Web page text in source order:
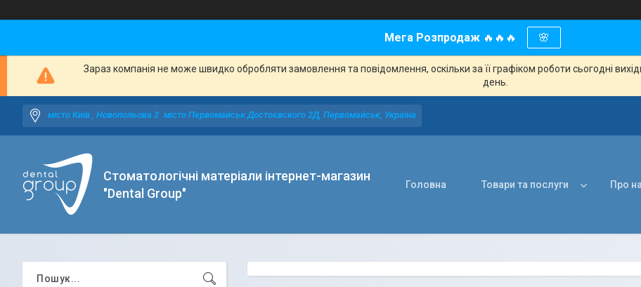
Мега Розпродаж 🔥🔥🔥 🌸
Зараз компанія не може швидко обробляти замовлення та повідомлення, оскільки за її графіком роботи сьогодні
день.
місто Київ , Новопольова 2 .місто Первомайськ Достоєвского 2Д, Первомайськ, Україна
Стоматологічні матеріали інтернет-магазин
"Dental Group"
Головна Товари та послуги Про